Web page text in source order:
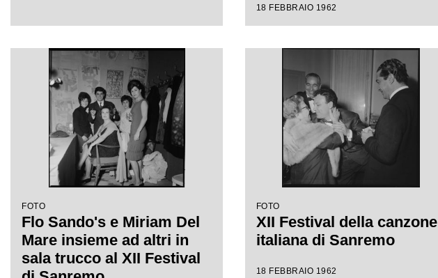
18 FEBBRAIO 1962
FOTO
Flo Sando's e Miriam Del
Mare insieme ad altri in
sala trucco al XII Festival
FOTO
XII Festival della canzone
italiana di Sanremo
18 FEBBRAIO 1962